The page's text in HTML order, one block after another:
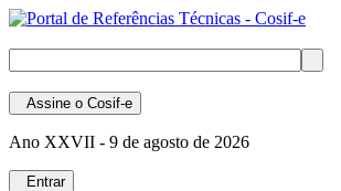
Assine o Cosif-e
Ano XXVII - 9 de agosto de 2026
Entrar